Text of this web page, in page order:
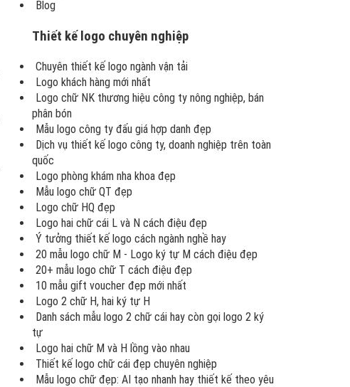
Blog
Thiết kế logo chuyên nghiệp
Chuyên thiết kế logo ngành vận tải
Logo khách hàng mới nhất
Logo chữ NK thương hiệu công ty nông nghiệp, bán
phân bón
Mẫu logo công ty đấu giá hợp danh đẹp
Dịch vụ thiết kế logo công ty, doanh nghiệp trên toàn
quốc
Logo phòng khám nha khoa đẹp
Mẫu logo chữ QT đẹp
Logo chữ HQ đẹp
Logo hai chữ cái L và N cách điệu đẹp
Ý tưởng thiết kế logo cách ngành nghề hay
20 mẫu logo chữ M - Logo ký tự M cách điệu đẹp
20+ mẫu logo chữ T cách điệu đẹp
10 mẫu gift voucher đẹp mới nhất
Logo 2 chữ H, hai ký tự H
Danh sách mẫu logo 2 chữ cái hay còn gọi logo 2 ký
tự
Logo hai chữ M và H lồng vào nhau
Thiết kế logo chữ cái đẹp chuyên nghiệp
Mẫu logo chữ đẹp: AI tạo nhanh hay thiết kế theo yêu